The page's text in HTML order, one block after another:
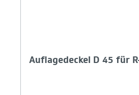
Auflagedeckel D 45 für